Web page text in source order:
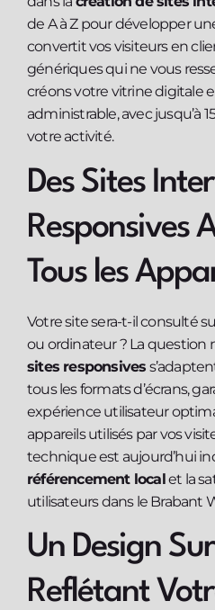
de A à Z pour développer
convertit vos visiteurs en
génériques qui ne vous
créons votre vitrine digitale
administrable, avec jusqu’à
votre activité.
Des Sites
Responsives
Tous les
Votre site sera-t-il consulté
ou ordinateur ? La question
sites responsives
tous les formats d’écrans,
expérience utilisateur
appareils utilisés par vos
technique est aujourd’hui
référencement localet la
utilisateurs dans le Brabant
Un Design
Reflétant